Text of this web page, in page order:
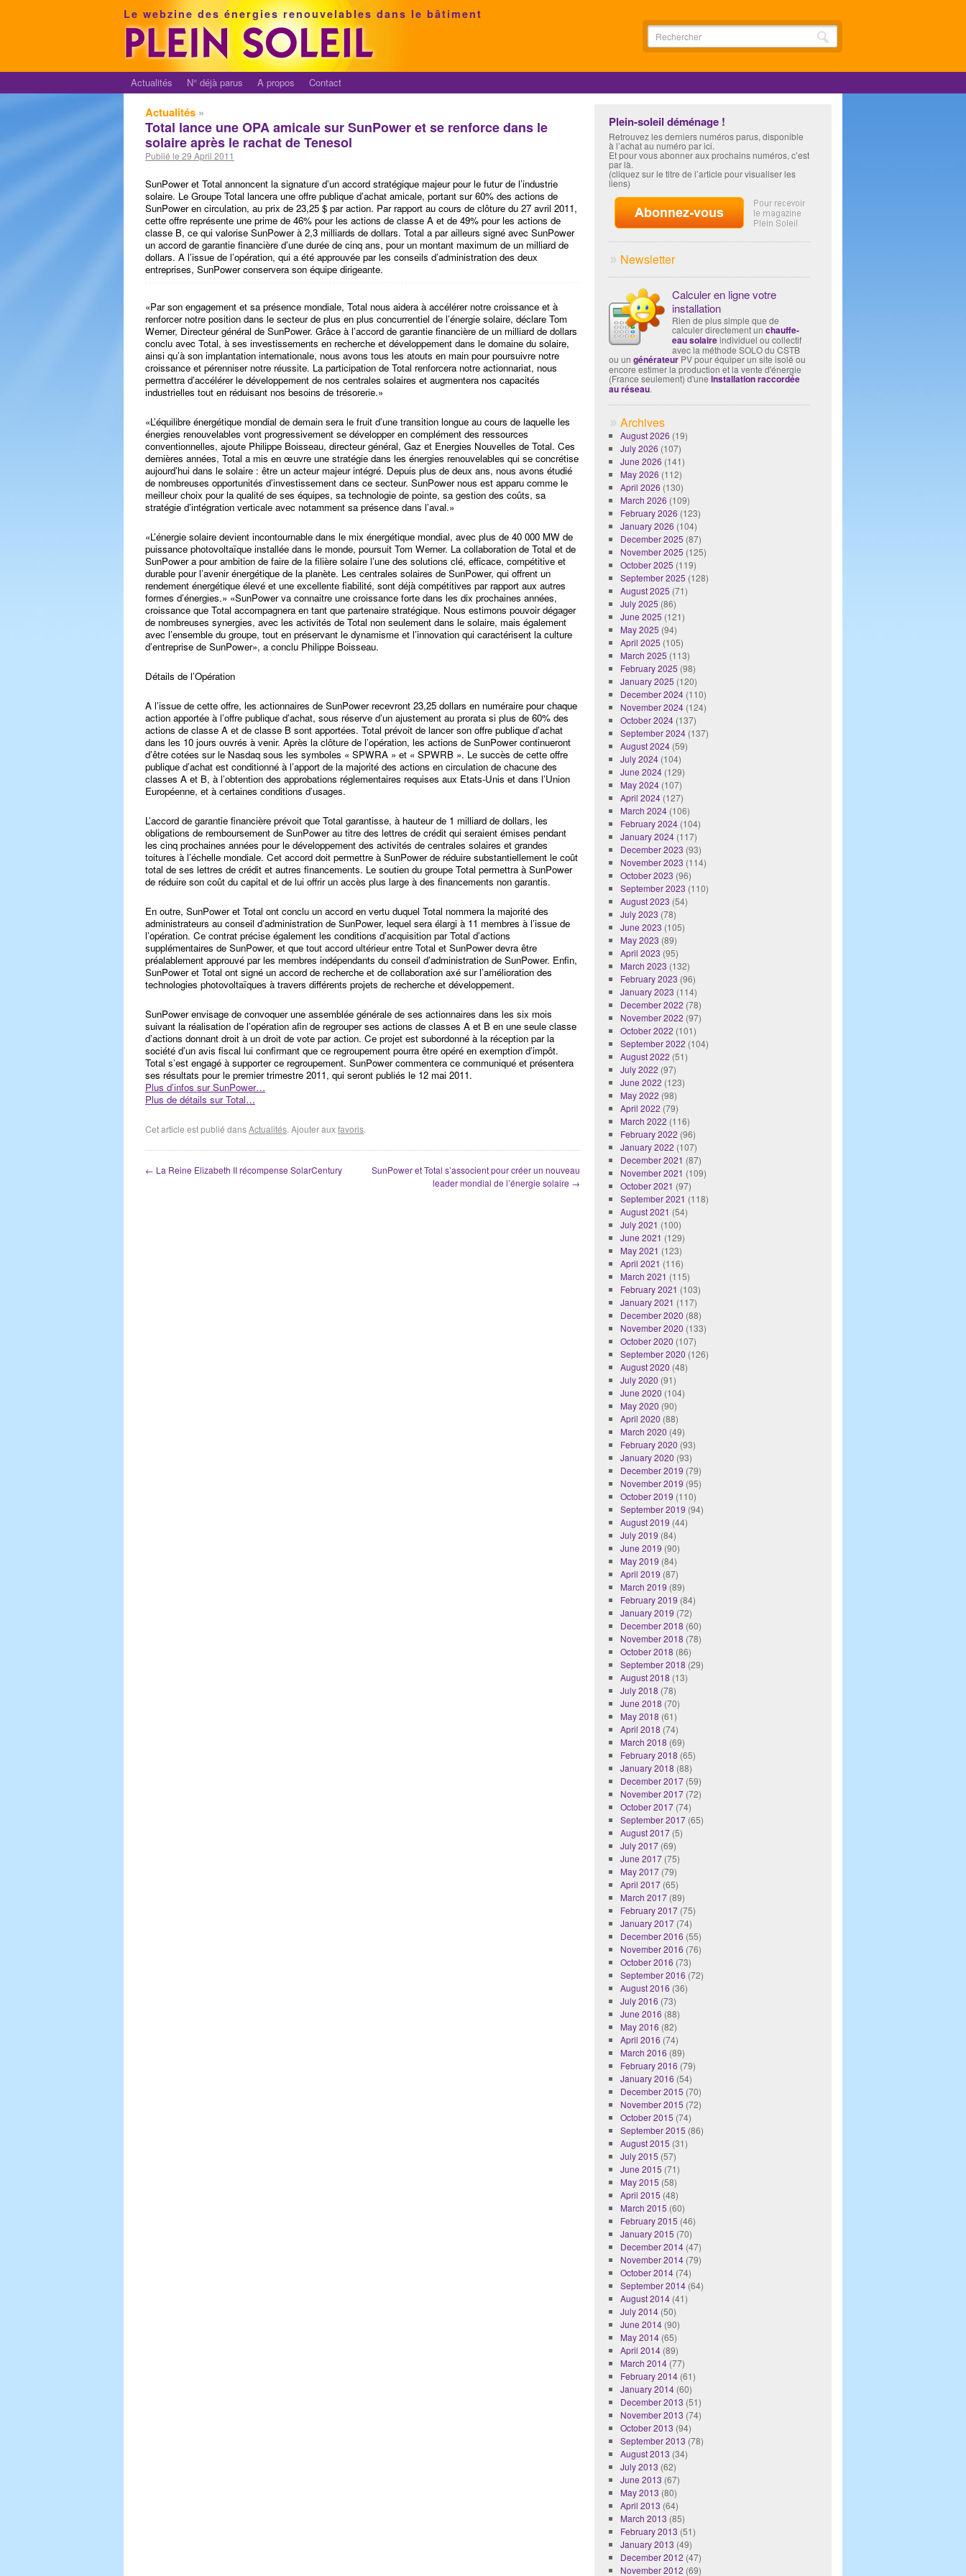
Le webzine des énergies renouvelables dans le bâtiment
Actualités N° déjà parus A propos Contact
Actualités »
Total lance une OPA amicale sur SunPower et se renforce dans le
solaire après le rachat de Tenesol
Publié le 29 April 2011
SunPower et Total annoncent la signature d’un accord stratégique majeur pour le futur de l’industrie
solaire. Le Groupe Total lancera une offre publique d’achat amicale, portant sur 60% des actions de
SunPower en circulation, au prix de 23,25 $ par action. Par rapport au cours de clôture du 27 avril 2011,
cette offre représente une prime de 46% pour les actions de classe A et de 49% pour les actions de
classe B, ce qui valorise SunPower à 2,3 milliards de dollars. Total a par ailleurs signé avec SunPower
un accord de garantie financière d’une durée de cinq ans, pour un montant maximum de un milliard de
dollars. A l’issue de l’opération, qui a été approuvée par les conseils d’administration des deux
entreprises, SunPower conservera son équipe dirigeante.
«Par son engagement et sa présence mondiale, Total nous aidera à accélérer notre croissance et à
renforcer notre position dans le secteur de plus en plus concurrentiel de l’énergie solaire, déclare Tom
Werner, Directeur général de SunPower. Grâce à l’accord de garantie financière de un milliard de dollars
conclu avec Total, à ses investissements en recherche et développement dans le domaine du solaire,
ainsi qu’à son implantation internationale, nous avons tous les atouts en main pour poursuivre notre
croissance et pérenniser notre réussite. La participation de Total renforcera notre actionnariat, nous
permettra d’accélérer le développement de nos centrales solaires et augmentera nos capacités
industrielles tout en réduisant nos besoins de trésorerie.»
«L’équilibre énergétique mondial de demain sera le fruit d’une transition longue au cours de laquelle les
énergies renouvelables vont progressivement se développer en complément des ressources
conventionnelles, ajoute Philippe Boisseau, directeur général, Gaz et Energies Nouvelles de Total. Ces
dernières années, Total a mis en œuvre une stratégie dans les énergies renouvelables qui se concrétise
aujourd’hui dans le solaire : être un acteur majeur intégré. Depuis plus de deux ans, nous avons étudié
de nombreuses opportunités d’investissement dans ce secteur. SunPower nous est apparu comme le
meilleur choix pour la qualité de ses équipes, sa technologie de pointe, sa gestion des coûts, sa
stratégie d’intégration verticale avec notamment sa présence dans l’aval.»
«L’énergie solaire devient incontournable dans le mix énergétique mondial, avec plus de 40 000 MW de
puissance photovoltaïque installée dans le monde, poursuit Tom Werner. La collaboration de Total et de
SunPower a pour ambition de faire de la filière solaire l’une des solutions clé, efficace, compétitive et
durable pour l’avenir énergétique de la planète. Les centrales solaires de SunPower, qui offrent un
rendement énergétique élevé et une excellente fiabilité, sont déjà compétitives par rapport aux autres
formes d’énergies.» «SunPower va connaitre une croissance forte dans les dix prochaines années,
croissance que Total accompagnera en tant que partenaire stratégique. Nous estimons pouvoir dégager
de nombreuses synergies, avec les activités de Total non seulement dans le solaire, mais également
avec l’ensemble du groupe, tout en préservant le dynamisme et l’innovation qui caractérisent la culture
d’entreprise de SunPower», a conclu Philippe Boisseau.
Détails de l’Opération
A l’issue de cette offre, les actionnaires de SunPower recevront 23,25 dollars en numéraire pour chaque
action apportée à l’offre publique d’achat, sous réserve d’un ajustement au prorata si plus de 60% des
actions de classe A et de classe B sont apportées. Total prévoit de lancer son offre publique d’achat
dans les 10 jours ouvrés à venir. Après la clôture de l’opération, les actions de SunPower continueront
d’être cotées sur le Nasdaq sous les symboles « SPWRA » et « SPWRB ». Le succès de cette offre
publique d’achat est conditionné à l’apport de la majorité des actions en circulation de chacune des
classes A et B, à l’obtention des approbations réglementaires requises aux Etats-Unis et dans l’Union
Européenne, et à certaines conditions d’usages.
L’accord de garantie financière prévoit que Total garantisse, à hauteur de 1 milliard de dollars, les
obligations de remboursement de SunPower au titre des lettres de crédit qui seraient émises pendant
les cinq prochaines années pour le développement des activités de centrales solaires et grandes
toitures à l’échelle mondiale. Cet accord doit permettre à SunPower de réduire substantiellement le coût
total de ses lettres de crédit et autres financements. Le soutien du groupe Total permettra à SunPower
de réduire son coût du capital et de lui offrir un accès plus large à des financements non garantis.
En outre, SunPower et Total ont conclu un accord en vertu duquel Total nommera la majorité des
administrateurs au conseil d’administration de SunPower, lequel sera élargi à 11 membres à l’issue de
l’opération. Ce contrat précise également les conditions d’acquisition par Total d’actions
supplémentaires de SunPower, et que tout accord ultérieur entre Total et SunPower devra être
préalablement approuvé par les membres indépendants du conseil d’administration de SunPower. Enfin,
SunPower et Total ont signé un accord de recherche et de collaboration axé sur l’amélioration des
technologies photovoltaïques à travers différents projets de recherche et développement.
SunPower envisage de convoquer une assemblée générale de ses actionnaires dans les six mois
suivant la réalisation de l’opération afin de regrouper ses actions de classes A et B en une seule classe
d’actions donnant droit à un droit de vote par action. Ce projet est subordonné à la réception par la
société d’un avis fiscal lui confirmant que ce regroupement pourra être opéré en exemption d’impôt.
Total s’est engagé à supporter ce regroupement. SunPower commentera ce communiqué et présentera
ses résultats pour le premier trimestre 2011, qui seront publiés le 12 mai 2011.
Plus d’infos sur SunPower…
Plus de détails sur Total…
Cet article est publié dansActualités. Ajouter auxfavoris.
← La Reine Elizabeth II récompense SolarCentury
SunPower et Total s’associent pour créer un nouveau
leader mondial de l’énergie solaire →
Plein-soleil déménage !
Retrouvez les derniers numéros parus, disponible
à l’achat au numéro par ici.
Et pour vous abonner aux prochains numéros, c’est
par là.
(cliquez sur le titre de l’article pour visualiser les
liens)
Newsletter
Calculer en ligne votre
installation
Rien de plus simple que de
calculer directement un chauffe-
eau solaireindividuel ou collectif
avec la méthode SOLO du CSTB
ou un générateur PV pour équiper un site isolé ou
encore estimer la production et la vente d'énergie
(France seulement) d'une installation raccordée
au réseau.
Archives
August 2026 (19)
July 2026 (107)
June 2026 (141)
May 2026 (112)
April 2026 (130)
March 2026 (109)
February 2026 (123)
January 2026 (104)
December 2025 (87)
November 2025 (125)
October 2025 (119)
September 2025 (128)
August 2025 (71)
July 2025 (86)
June 2025 (121)
May 2025 (94)
April 2025 (105)
March 2025 (113)
February 2025 (98)
January 2025 (120)
December 2024(110)
November 2024(124)
October 2024(137)
September 2024(137)
August 2024(59)
July 2024(104)
June 2024(129)
May 2024(107)
April 2024(127)
March 2024(106)
February 2024(104)
January 2024(117)
December 2023 (93)
November 2023 (114)
October 2023 (96)
September 2023 (110)
August 2023 (54)
July 2023 (78)
June 2023 (105)
May 2023 (89)
April 2023 (95)
March 2023 (132)
February 2023 (96)
January 2023 (114)
December 2022 (78)
November 2022 (97)
October 2022 (101)
September 2022 (104)
August 2022 (51)
July 2022 (97)
June 2022 (123)
May 2022 (98)
April 2022 (79)
March 2022 (116)
February 2022 (96)
January 2022 (107)
December 2021 (87)
November 2021 (109)
October 2021 (97)
September 2021 (118)
August 2021 (54)
July 2021 (100)
June 2021 (129)
May 2021 (123)
April 2021 (116)
March 2021 (115)
February 2021 (103)
January 2021 (117)
December 2020 (88)
November 2020 (133)
October 2020 (107)
September 2020 (126)
August 2020 (48)
July 2020 (91)
June 2020 (104)
May 2020 (90)
April 2020 (88)
March 2020 (49)
February 2020 (93)
January 2020 (93)
December 2019 (79)
November 2019 (95)
October 2019 (110)
September 2019 (94)
August 2019 (44)
July 2019 (84)
June 2019 (90)
May 2019 (84)
April 2019 (87)
March 2019 (89)
February 2019 (84)
January 2019 (72)
December 2018 (60)
November 2018 (78)
October 2018 (86)
September 2018 (29)
August 2018 (13)
July 2018 (78)
June 2018 (70)
May 2018 (61)
April 2018 (74)
March 2018 (69)
February 2018 (65)
January 2018 (88)
December 2017(59)
November 2017(72)
October 2017(74)
September 2017(65)
August 2017(5)
July 2017(69)
June 2017(75)
May 2017(79)
April 2017(65)
March 2017(89)
February 2017(75)
January 2017(74)
December 2016 (55)
November 2016 (76)
October 2016 (73)
September 2016 (72)
August 2016 (36)
July 2016 (73)
June 2016 (88)
May 2016 (82)
April 2016 (74)
March 2016 (89)
February 2016 (79)
January 2016 (54)
December 2015 (70)
November 2015 (72)
October 2015 (74)
September 2015 (86)
August 2015 (31)
July 2015 (57)
June 2015 (71)
May 2015 (58)
April 2015 (48)
March 2015 (60)
February 2015 (46)
January 2015 (70)
December 2014(47)
November 2014(79)
October 2014(74)
September 2014(64)
August 2014(41)
July 2014(50)
June 2014(90)
May 2014(65)
April 2014(89)
March 2014(77)
February 2014(61)
January 2014(60)
December 2013 (51)
November 2013 (74)
October 2013 (94)
September 2013 (78)
August 2013 (34)
July 2013 (62)
June 2013 (67)
May 2013 (80)
April 2013 (64)
March 2013 (85)
February 2013 (51)
January 2013 (49)
December 2012 (47)
November 2012 (69)